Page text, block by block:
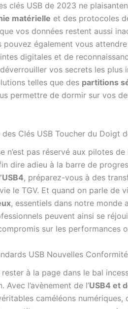
clés USB de 2023 ne
matérielle et des protocoles
que vos données restent aussi
pouvez également vous
digitales et de
vos secrets les plus
telles que des partitions
permettre de dormir sur vos
Clés USB Toucher du Doigt
n’est pas réservé aux pilotes
dire adieu à la barre de
, préparez-vous à des
le TGV. Et quand on parle de
, essentiels dans notre monde
peuvent ainsi se
sur les performances
USB Nouvelles
à la page dans le bal
l’avènement de l’USB4 et
caméléons numériques,